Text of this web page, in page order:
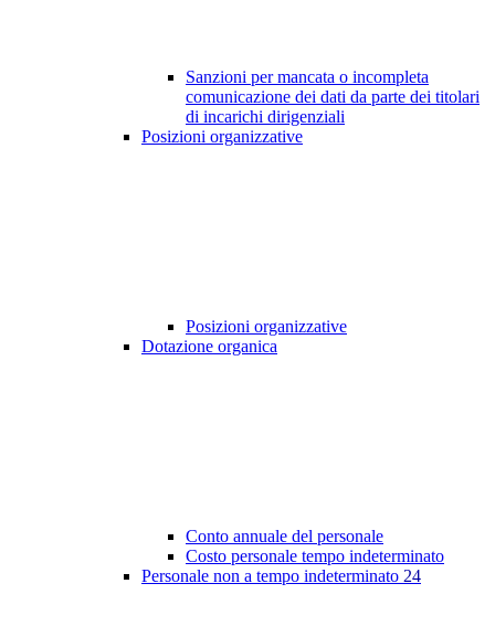
Sanzioni per mancata o incompleta
comunicazione dei dati da parte dei titolari
di incarichi dirigenziali
Posizioni organizzative
Posizioni organizzative
Dotazione organica
Conto annuale del personale
Costo personale tempo indeterminato
Personale non a tempo indeterminato 24